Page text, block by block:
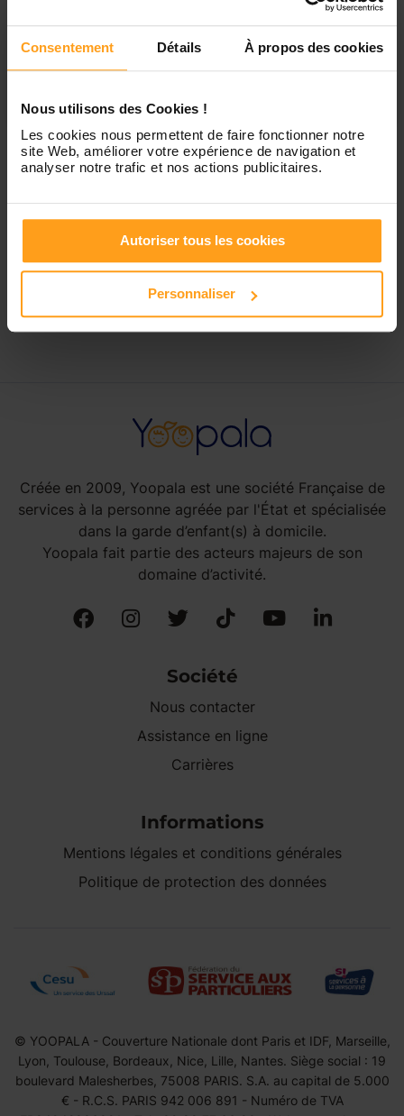
Consentement Détails À propos des cookies
Nous utilisons des Cookies !
Les cookies nous permettent de faire fonctionner notre
site Web, améliorer votre expérience de navigation et
analyser notre trafic et nos actions publicitaires.
Autoriser tous les cookies
Personnaliser
village près de Pertuis. Je suis actuellement en licence
science de l’éducation à Aix en Provence. Garder des
enfants est dans mes habitudes car j’ai une grande famille
1
Petites annonces de
babysitting à Vaugines
Créée en 2009, Yoopala est une société Française de
services à la personne agréée par l'État et spécialisée
dans la garde d’enfant(s) à domicile.
Yoopala fait partie des acteurs majeurs de son
domaine d’activité.
Société
Nous contacter
Assistance en ligne
Carrières
Informations
Mentions légales et conditions générales
Politique de protection des données
© YOOPALA - Couverture Nationale dont Paris et IDF, Marseille,
Lyon, Toulouse, Bordeaux, Nice, Lille, Nantes. Siège social : 19
boulevard Malesherbes, 75008 PARIS. S.A. au capital de 5.000
€ - R.C.S. PARIS 942 006 891 - Numéro de TVA